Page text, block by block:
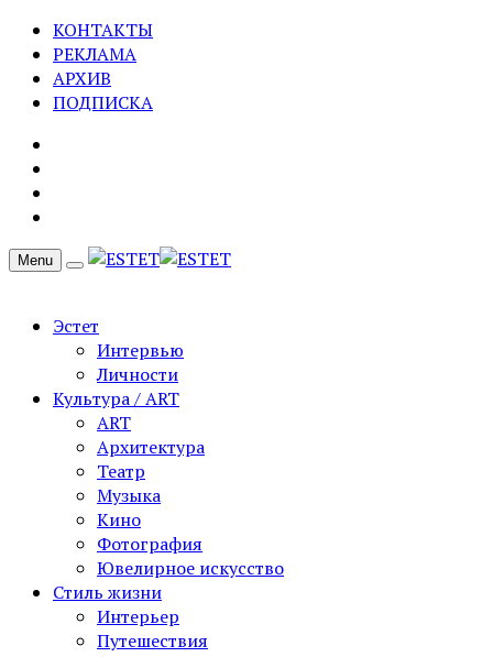
КОНТАКТЫ
РЕКЛАМА
АРХИВ
ПОДПИСКА
Menu
Эстет
Интервью
Личности
Культура / ART
ART
Архитектура
Театр
Музыка
Кино
Фотография
Ювелирное искусство
Стиль жизни
Интерьер
Путешествия